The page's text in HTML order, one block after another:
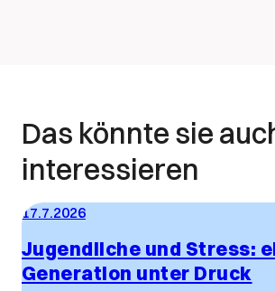
Das könnte sie
interessieren
17.7.2026
Jugendliche und Stress:
Generation unter Druck